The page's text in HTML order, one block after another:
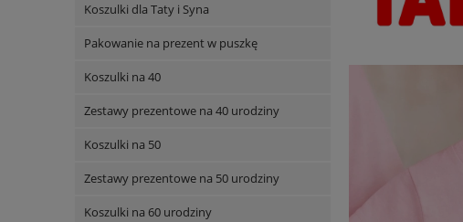
Koszulki dla Taty i Syna
Pakowanie na prezent w puszkę
Koszulki na 40
Zestawy prezentowe na 40 urodziny
Koszulki na 50
Zestawy prezentowe na 50 urodziny
Koszulki na 60 urodziny